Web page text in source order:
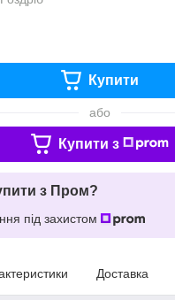
Купити
або
Купити з
з Пром?
під захистом
Доставка